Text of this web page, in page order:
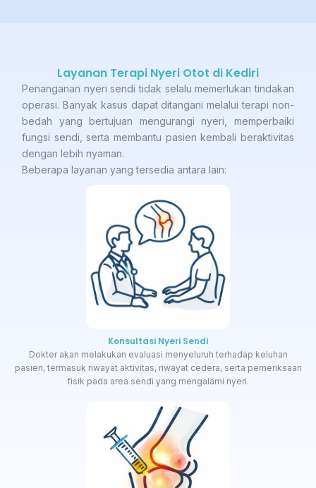
Layanan Terapi Nyeri Otot di Kediri
Penanganan nyeri sendi tidak selalu memerlukan tindakan
operasi. Banyak kasus dapat ditangani melalui terapi non-
bedah yang bertujuan mengurangi nyeri, memperbaiki
fungsi sendi, serta membantu pasien kembali beraktivitas
dengan lebih nyaman.
Beberapa layanan yang tersedia antara lain:
Konsultasi Nyeri Sendi
Dokter akan melakukan evaluasi menyeluruh terhadap keluhan
pasien, termasuk riwayat aktivitas, riwayat cedera, serta pemeriksaan
fisik pada area sendi yang mengalami nyeri.